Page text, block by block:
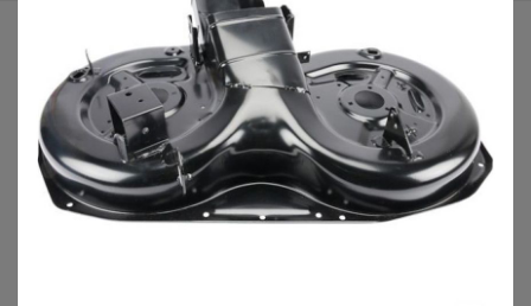
Accueil
Plateau de coupe
Plateau de coupe 92 cm 3825640751 pour 1636H (2007)
[299964683/ME7]